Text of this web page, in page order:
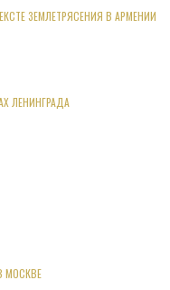
ЗЕМЛЕТРЯСЕНИЯ В АРМЕНИИ
ЛЕНИНГРАДА
МОСКВЕ